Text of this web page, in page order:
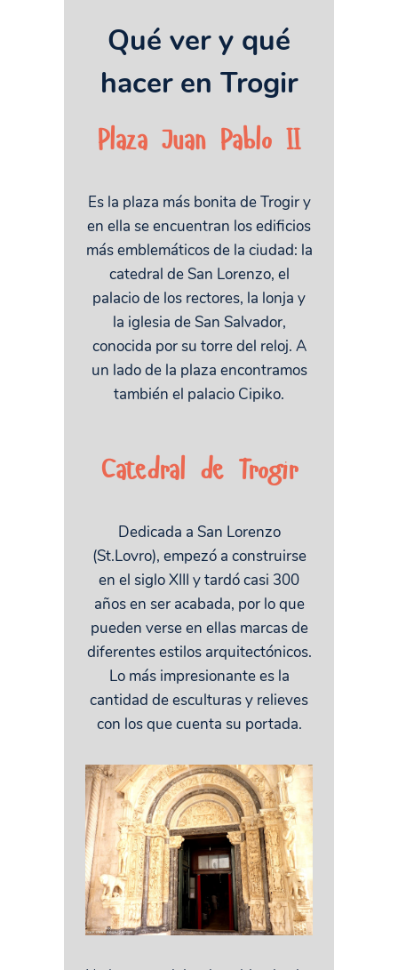
Qué ver y qué
hacer en Trogir
Plaza Juan Pablo II
Es la plaza más bonita de Trogir y
en ella se encuentran los edificios
más emblemáticos de la ciudad: la
catedral de San Lorenzo, el
palacio de los rectores, la lonja y
la iglesia de San Salvador,
conocida por su torre del reloj. A
un lado de la plaza encontramos
también el palacio Cipiko.
Catedral de Trogir
Dedicada a San Lorenzo
(St.Lovro), empezó a construirse
en el siglo XIII y tardó casi 300
años en ser acabada, por lo que
pueden verse en ellas marcas de
diferentes estilos arquitectónicos.
Lo más impresionante es la
cantidad de esculturas y relieves
con los que cuenta su portada.